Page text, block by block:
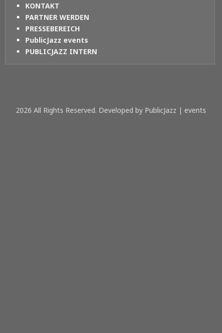
KONTAKT
PARTNER WERDEN
PRESSEBEREICH
PublicJazz events
PUBLICJAZZ INTERN
2026 All Rights Reserved. Developed by PublicJazz | events